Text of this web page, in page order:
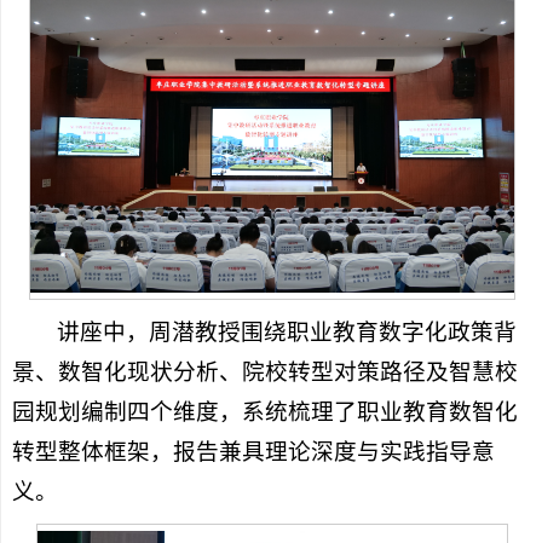
讲座中，周潜教授围绕职业教育数字化政策背
景、数智化现状分析、院校转型对策路径及智慧校
园规划编制四个维度，系统梳理了职业教育数智化
转型整体框架，报告兼具理论深度与实践指导意
义。